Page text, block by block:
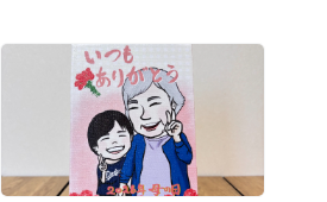
mzonにて代理購入） 送料 元払い、着
払い（当方への発送時および、制作後の
返送は、ご依頼主様にてご負担頂きまし
た） 合計：30,900円＋送料